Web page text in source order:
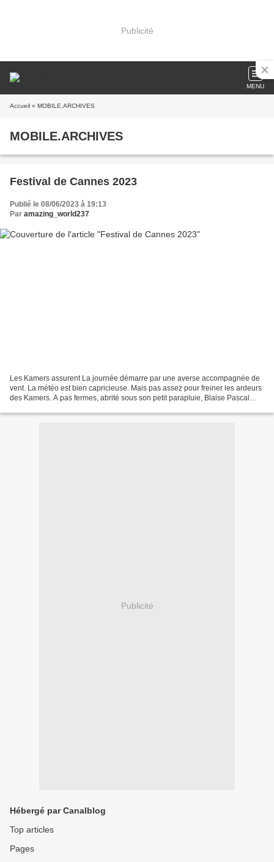
Publicité
MENU
Accueil » MOBILE.ARCHIVES
MOBILE.ARCHIVES
Festival de Cannes 2023
Publié le 08/06/2023 à 19:13
Par amazing_world237
Les Kamers assurent La journée démarre par une averse accompagnée de
vent. La météo est bien capricieuse. Mais pas assez pour freiner les ardeurs
des Kamers. A pas fermes, abrité sous son petit parapluie, Blaise Pascal
Publicité
Hébergé par Canalblog
Top articles
Pages